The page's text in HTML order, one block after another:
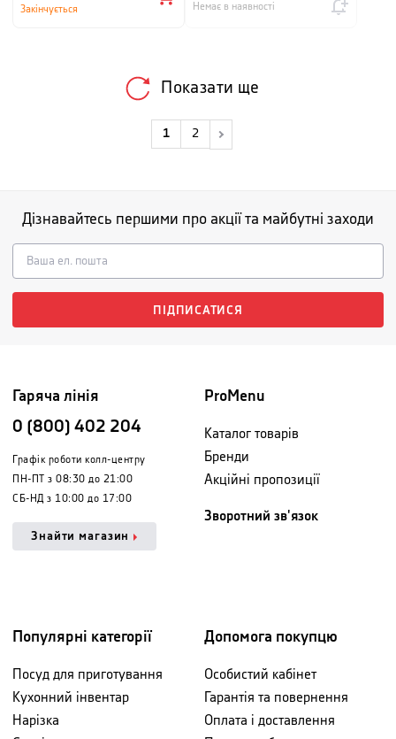
Закінчується Немає в наявності
Показати ще
1 2
Дізнавайтесь першими про акції та майбутні заходи
ПІДПИСАТИСЯ
Гаряча лінія
0 (800) 402 204
Графік роботи колл-центру
ПН-ПТ з 08:30 до 21:00
СБ-НД з 10:00 до 17:00
Знайти магазин
ProMenu
Каталог товарів
Бренди
Акційні пропозиції
Зворотний зв'язок
Популярні категорії
Посуд для приготування
Кухонний інвентар
Нарізка
Допомога покупцю
Особистий кабінет
Гарантія та повернення
Оплата і доставлення